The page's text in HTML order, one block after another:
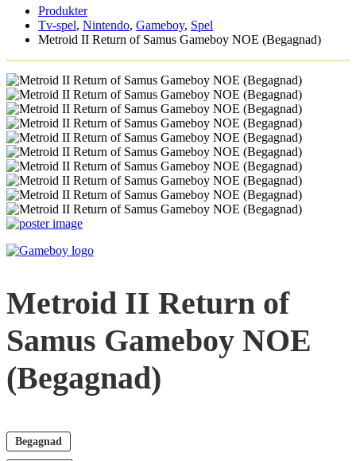
Produkter
Tv-spel, Nintendo, Gameboy, Spel
Metroid II Return of Samus Gameboy NOE (Begagnad)
Metroid II Return of
Samus Gameboy NOE
(Begagnad)
Begagnad